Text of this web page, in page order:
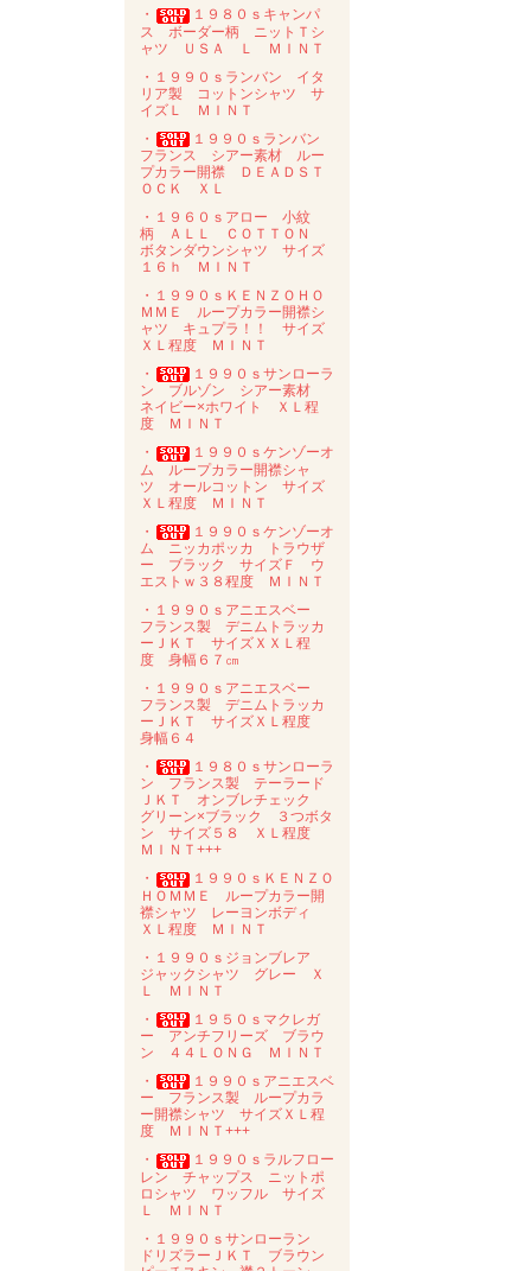
・
１９８０ｓキャンパ
ス ボーダー柄 ニットＴシ
ャツ ＵＳＡ Ｌ ＭＩＮＴ
・１９９０ｓランバン イタ
リア製 コットンシャツ サ
イズＬ ＭＩＮＴ
・
１９９０ｓランバン
フランス シアー素材 ルー
プカラー開襟 ＤＥＡＤＳＴ
ＯＣＫ ＸＬ
・１９６０ｓアロー 小紋
柄 ＡＬＬ ＣＯＴＴＯＮ
ボタンダウンシャツ サイズ
１６ｈ ＭＩＮＴ
・１９９０ｓＫＥＮＺＯＨＯ
ＭＭＥ ループカラー開襟シ
ャツ キュプラ！！ サイズ
ＸＬ程度 ＭＩＮＴ
・
１９９０ｓサンローラ
ン ブルゾン シアー素材
ネイビー×ホワイト ＸＬ程
度 ＭＩＮＴ
・
１９９０ｓケンゾーオ
ム ループカラー開襟シャ
ツ オールコットン サイズ
ＸＬ程度 ＭＩＮＴ
・
１９９０ｓケンゾーオ
ム ニッカポッカ トラウザ
ー ブラック サイズＦ ウ
エストｗ３８程度 ＭＩＮＴ
・１９９０ｓアニエスベー
フランス製 デニムトラッカ
ーＪＫＴ サイズＸＸＬ程
度 身幅６７㎝
・１９９０ｓアニエスベー
フランス製 デニムトラッカ
ーＪＫＴ サイズＸＬ程度
身幅６４
・
１９８０ｓサンローラ
ン フランス製 テーラード
ＪＫＴ オンブレチェック
グリーン×ブラック ３つボタ
ン サイズ５８ ＸＬ程度
ＭＩＮＴ+++
・
１９９０ｓＫＥＮＺＯ
ＨＯＭＭＥ ループカラー開
襟シャツ レーヨンボディ
ＸＬ程度 ＭＩＮＴ
・１９９０ｓジョンブレア
ジャックシャツ グレー Ｘ
Ｌ ＭＩＮＴ
・
１９５０ｓマクレガ
ー アンチフリーズ ブラウ
ン ４４ＬＯＮＧ ＭＩＮＴ
・
１９９０ｓアニエスベ
ー フランス製 ループカラ
ー開襟シャツ サイズＸＬ程
度 ＭＩＮＴ+++
・
１９９０ｓラルフロー
レン チャップス ニットポ
ロシャツ ワッフル サイズ
Ｌ ＭＩＮＴ
・１９９０ｓサンローラン
ドリズラーＪＫＴ ブラウン